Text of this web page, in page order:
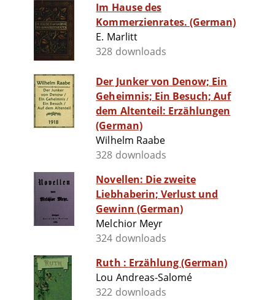
Im Hause des
Kommerzienrates. (German)
E. Marlitt
328 downloads
Der Junker von Denow; Ein
Geheimnis; Ein Besuch; Auf
dem Altenteil: Erzählungen
(German)
Wilhelm Raabe
328 downloads
Novellen: Die zweite
Liebhaberin; Verlust und
Gewinn (German)
Melchior Meyr
324 downloads
Ruth : Erzählung (German)
Lou Andreas-Salomé
322 downloads